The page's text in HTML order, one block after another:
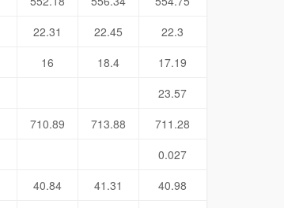
22.31 22.45
22.3
16 18.4
17.19
23.57
710.89 713.88
711.28
0.027
40.84 41.31 40.98